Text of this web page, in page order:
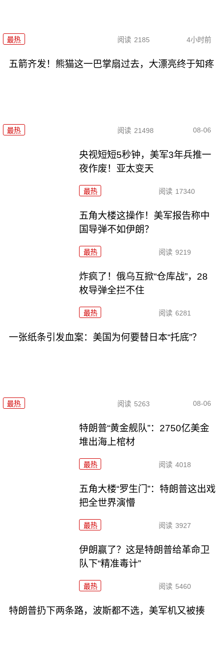
最热 阅读 2185 4小时前
五箭齐发！熊猫这一巴掌扇过去，大漂亮终于知疼
最热 阅读 21498 08-06
央视短短5秒钟，美军3年兵推一
夜作废！亚太变天
最热 阅读 17340
五角大楼这操作！美军报告称中
国导弹不如伊朗？
最热 阅读 9219
炸疯了！俄乌互掀“仓库战”，28
枚导弹全拦不住
最热 阅读 6281
一张纸条引发血案：美国为何要替日本“托底”？
最热 阅读 5263 08-06
特朗普“黄金舰队”：2750亿美金
堆出海上棺材
最热 阅读 4018
五角大楼“罗生门”：特朗普这出戏
把全世界演懵
最热 阅读 3927
伊朗赢了？这是特朗普给革命卫
队下“精准毒计”
最热 阅读 5460
特朗普扔下两条路，波斯都不选，美军机又被揍